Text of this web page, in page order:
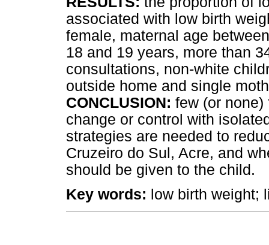
associated with low birth
female, maternal age
18 and 19 years, more than
consultations, non-white
outside home and single
CONCLUSION: few (or
change or control with
strategies are needed to
Cruzeiro do Sul, Acre, and
should be given to the child.
Key words: low birth weight;